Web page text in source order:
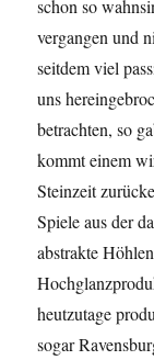
schon so
vergangen und
seitdem viel
uns
betrachten, so
kommt einem
Steinzeit
Spiele aus der
abstrakte
heutzutage
sogar